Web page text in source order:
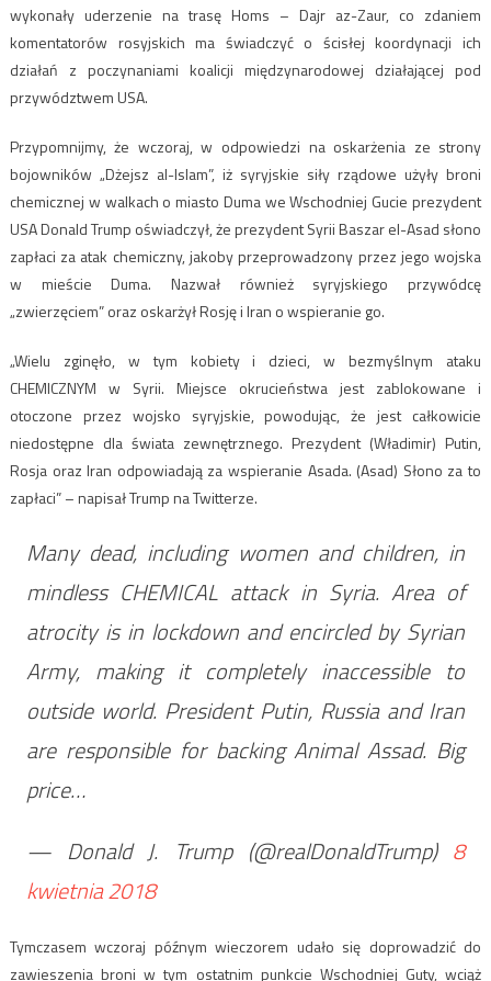
wykonały uderzenie na trasę Homs – Dajr az-Zaur, co zdaniem
komentatorów rosyjskich ma świadczyć o ścisłej koordynacji ich
działań z poczynaniami koalicji międzynarodowej działającej pod
przywództwem USA.
Przypomnijmy, że wczoraj, w odpowiedzi na oskarżenia ze strony
bojowników „Dżejsz al-Islam”, iż syryjskie siły rządowe użyły broni
chemicznej w walkach o miasto Duma we Wschodniej Gucie prezydent
USA Donald Trump oświadczył, że prezydent Syrii Baszar el-Asad słono
zapłaci za atak chemiczny, jakoby przeprowadzony przez jego wojska
w mieście Duma. Nazwał również syryjskiego przywódcę
„zwierzęciem” oraz oskarżył Rosję i Iran o wspieranie go.
„Wielu zginęło, w tym kobiety i dzieci, w bezmyślnym ataku
CHEMICZNYM w Syrii. Miejsce okrucieństwa jest zablokowane i
otoczone przez wojsko syryjskie, powodując, że jest całkowicie
niedostępne dla świata zewnętrznego. Prezydent (Władimir) Putin,
Rosja oraz Iran odpowiadają za wspieranie Asada. (Asad) Słono za to
zapłaci” – napisał Trump na Twitterze.
Many dead, including women and children, in
mindless CHEMICAL attack in Syria. Area of
atrocity is in lockdown and encircled by Syrian
Army, making it completely inaccessible to
outside world. President Putin, Russia and Iran
are responsible for backing Animal Assad. Big
price…
— Donald J. Trump (@realDonaldTrump) 8
kwietnia 2018
Tymczasem wczoraj późnym wieczorem udało się doprowadzić do
zawieszenia broni w tym ostatnim punkcie Wschodniej Guty, wciąż